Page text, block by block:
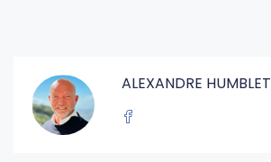
ALEXANDRE HUMBLET